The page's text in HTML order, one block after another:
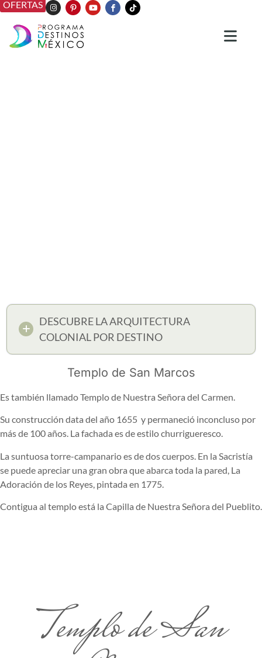
OFERTAS
DESCUBRE LA ARQUITECTURA
COLONIAL POR DESTINO
Templo de San Marcos
Es también llamado Templo de Nuestra Señora del Carmen.
Su construcción data del año 1655 y permaneció inconcluso por
más de 100 años. La fachada es de estilo churrigueresco.
La suntuosa torre-campanario es de dos cuerpos. En la Sacristía
se puede apreciar una gran obra que abarca toda la pared, La
Adoración de los Reyes, pintada en 1775.
Contigua al templo está la Capilla de Nuestra Señora del Pueblito.
Templo de San